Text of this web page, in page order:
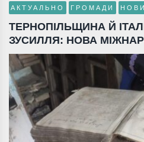
АКТУАЛЬНО ГРОМАДИ
ТЕРНОПІЛЬЩИНА Й
ЗУСИЛЛЯ: НОВА